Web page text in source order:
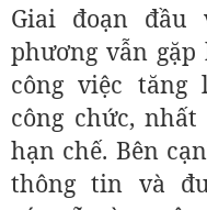
Giai đoạn đầu
phương vẫn
công việc
công chức,
hạn chế. Bên
thông tin và